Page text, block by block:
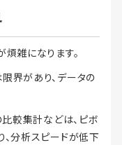
雑になります。
界があり、データの
比較集計などは、ピボ
分析スピードが低下